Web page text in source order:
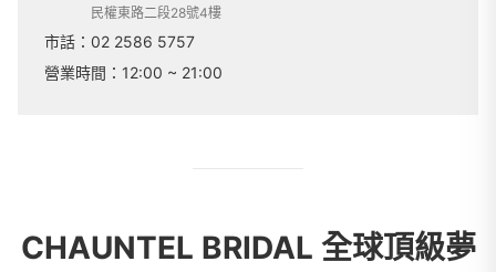
民權東路二段28號4樓
市話： 02 2586 5757
營業時間： 12:00 ~ 21:00
CHAUNTEL BRIDAL 全球頂級夢